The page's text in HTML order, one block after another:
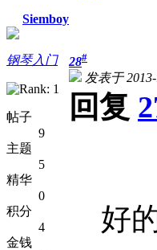
Siemboy
钢琴入门
帖子
9
主题
5
精华
0
积分
4
金钱
28#
发表于
回复
好